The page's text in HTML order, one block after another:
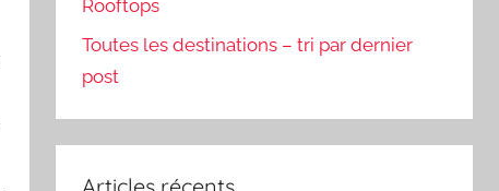
Rooftops
Toutes les destinations – tri par dernier
post